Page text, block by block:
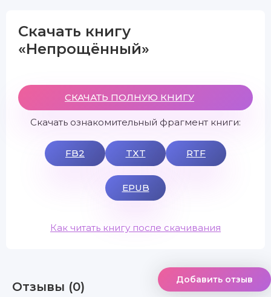
Скачать книгу
«Непрощённый»
СКАЧАТЬ ПОЛНУЮ КНИГУ
Скачать ознакомительный фрагмент книги:
FB2 TXT RTF
EPUB
Как читать книгу после скачивания
Отзывы (0) Добавить отзыв